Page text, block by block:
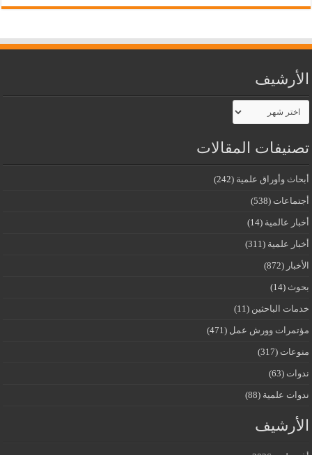
الأرشيف
الأرشيف
تصنيفات المقالات
أبحاث وأوراق علمية (242)
أجتماعات (538)
أخبار عالمية (14)
أخبار علمية (311)
الأخبار (872)
بحوث (14)
خدمات الباحثين (11)
مؤتمرات وورش عمل (471)
منوعات (317)
ندوات (63)
ندوات علمية (88)
الأرشيف